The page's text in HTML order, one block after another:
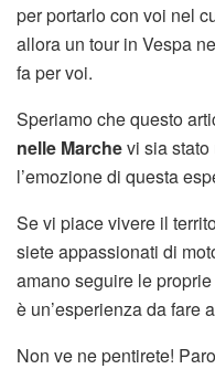
per portarlo con voi nel
allora un tour in Vespa
fa per voi.
Speriamo che questo
nelle Marchevi sia
l’emozione di questa
Se vi piace vivere il
siete appassionati di
amano seguire le
è un’esperienza da fare
Non ve ne pentirete!